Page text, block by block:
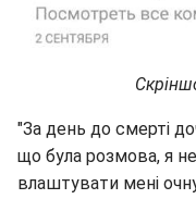
"За день до смерті
що була розмова, я
влаштувати мені